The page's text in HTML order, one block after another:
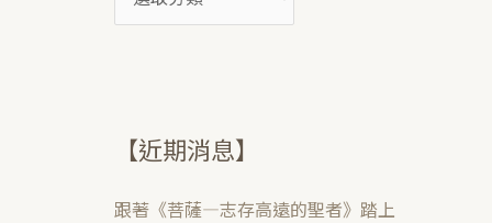
【近期消息】
跟著《菩薩—志存高遠的聖者》踏上